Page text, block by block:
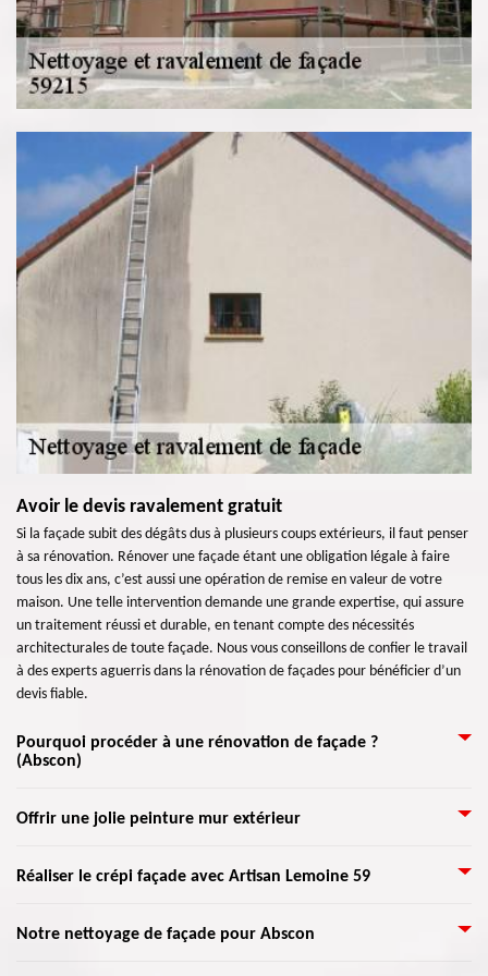
Avoir le devis ravalement gratuit
Si la façade subit des dégâts dus à plusieurs coups extérieurs, il faut penser
à sa rénovation. Rénover une façade étant une obligation légale à faire
tous les dix ans, c’est aussi une opération de remise en valeur de votre
maison. Une telle intervention demande une grande expertise, qui assure
un traitement réussi et durable, en tenant compte des nécessités
architecturales de toute façade. Nous vous conseillons de confier le travail
à des experts aguerris dans la rénovation de façades pour bénéficier d’un
devis fiable.
Pourquoi procéder à une rénovation de façade ?
(Abscon)
Artisan Lemoine 59 vous accompagnera dans toutes les étapes de votre
dommages et leurs sources, jusqu’à la réalisation de votre projet. Que ce
nous sommes à votre service pour assurer les travaux. Votre façade mérite
Offrir une jolie peinture mur extérieur
Vous pouvez nous appeler pour peindre vos murs extérieurs. Nos artisans
tout le nettoyage du champ des murs. Effectivement, elle doit être
Réaliser le crépi façade avec Artisan Lemoine 59
La raison d’appliquer du crépi sur une façade, aussi connue sous le nom
Notre nettoyage de façade pour Abscon